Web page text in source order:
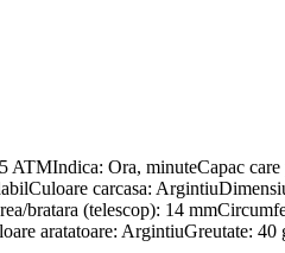
Ora, minuteCapac
carcasa:
bratara (telescop): 14
aratatoare: ArgintiuGreutate: 40